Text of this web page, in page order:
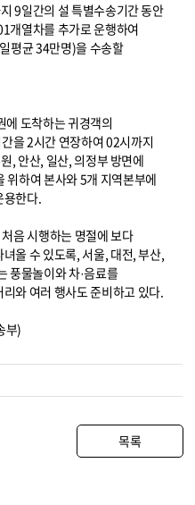
9일간의 설 특별수송기간 동안
개열차를 추가로 운행하여
평균 34만명)을 수송할
에 도착하는 귀경객의
을 2시간 연장하여 02시까지
, 안산, 일산, 의정부 방면에
위하여 본사와 5개 지역본부에
용한다.
음 시행하는 명절에 보다
올 수 있도록, 서울, 대전, 부산,
풍물놀이와 차·음료를
와 여러 행사도 준비하고 있다.
부)
목록